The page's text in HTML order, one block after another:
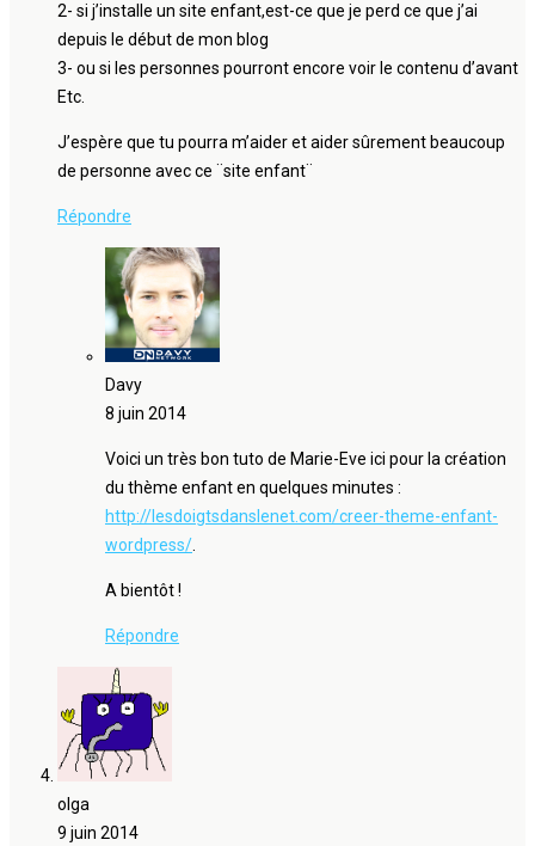
2- si j’installe un site enfant,est-ce que je perd ce que j’ai
depuis le début de mon blog
3- ou si les personnes pourront encore voir le contenu d’avant
Etc.
J’espère que tu pourra m’aider et aider sûrement beaucoup
de personne avec ce ¨site enfant¨
Répondre
Davy
8 juin 2014
Voici un très bon tuto de Marie-Eve ici pour la création
du thème enfant en quelques minutes :
http://lesdoigtsdanslenet.com/creer-theme-enfant-
wordpress/.
A bientôt !
Répondre
olga
9 juin 2014